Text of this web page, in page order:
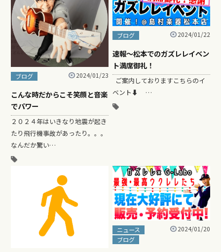
ブログ 2024/01/23
こんな時だからこそ笑顔と音楽
でパワー
２０２４年はいきなり地震が起き
たり飛行機事故があったり。。。
なんだか驚い…
ブログ 2024/01/22
速報〜松本でのガズレレイベン
ト満席御礼！
ご案内しておりますこちらのイ
ベント⬇︎ …
ニュース
ブログ
2024/01/20